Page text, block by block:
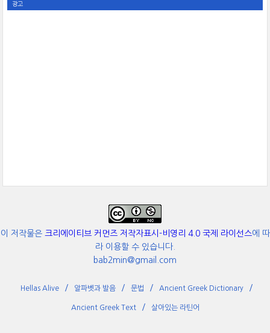
광고
이 저작물은 크리에이티브 커먼즈 저작자표시-비영리 4.0 국제 라이선스에 따
라 이용할 수 있습니다.
bab2min@gmail.com
Hellas Alive 알파벳과 발음 문법 Ancient Greek Dictionary
Ancient Greek Text 살아있는 라틴어